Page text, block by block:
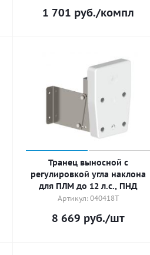
1 701 руб./компл
Транец выносной с
регулировкой угла наклона
для ПЛМ до 12 л.с., ПНД
Артикул: 040418T
8 669 руб./шт